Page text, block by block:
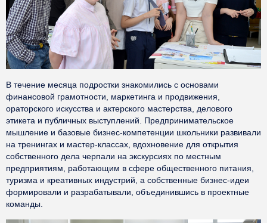
В течение месяца подростки знакомились с основами
финансовой грамотности, маркетинга и продвижения,
ораторского искусства и актерского мастерства, делового
этикета и публичных выступлений. Предпринимательское
мышление и базовые бизнес-компетенции школьники развивали
на тренингах и мастер-классах, вдохновение для открытия
собственного дела черпали на экскурсиях по местным
предприятиям, работающим в сфере общественного питания,
туризма и креативных индустрий, а собственные бизнес-идеи
формировали и разрабатывали, объединившись в проектные
команды.